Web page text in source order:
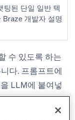
팅된 단일 일반 텍
개발자 설명
수 있도록 하는
new tab)
다. 프롬프트에
LLM에 붙여넣